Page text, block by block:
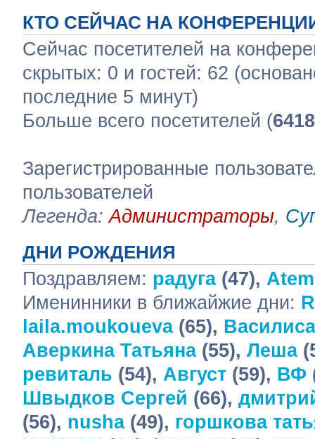
КТО СЕЙЧАС НА
Сейчас посетителей на
скрытых: 0 и гостей: 62
последние 5 минут)
Больше всего посетителей (6418
Зарегистрированные
пользователей
Легенда:Администраторы,
ДНИ РОЖДЕНИЯ
Поздравляем: радуга(47),
Именинники в ближайжие дни:
laila.moukoueva(65), Василиса
Аверкина Татьяна(55), Леша
ревиталь (54), Август (59), ВФ
Швыдков Сергей (66),
(56), nusha(49), горшкова